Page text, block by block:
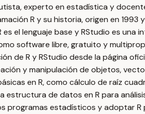
experto en estadística y
R y su historia, origen en 1993
el lenguaje base y RStudio es una
software libre, gratuito y
de R y RStudio desde la página
y manipulación de objetos,
en R, como cálculo de raíz
estructura de datos en R para
programas estadísticos y adoptar R